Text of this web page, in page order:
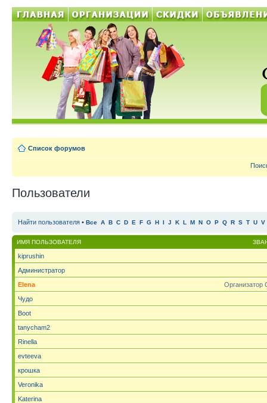
Список форумов
Пользователи
Найти пользователя • Все A B C D E F G H I J K L M N O P Q R S T U V
ИМЯ ПОЛЬЗОВАТЕЛЯ
kiprushin
Администратор
Организатор
Elena
Чудо
Boot
tanycham2
Rinella
evteeva
крошка
Veronika
Katerina